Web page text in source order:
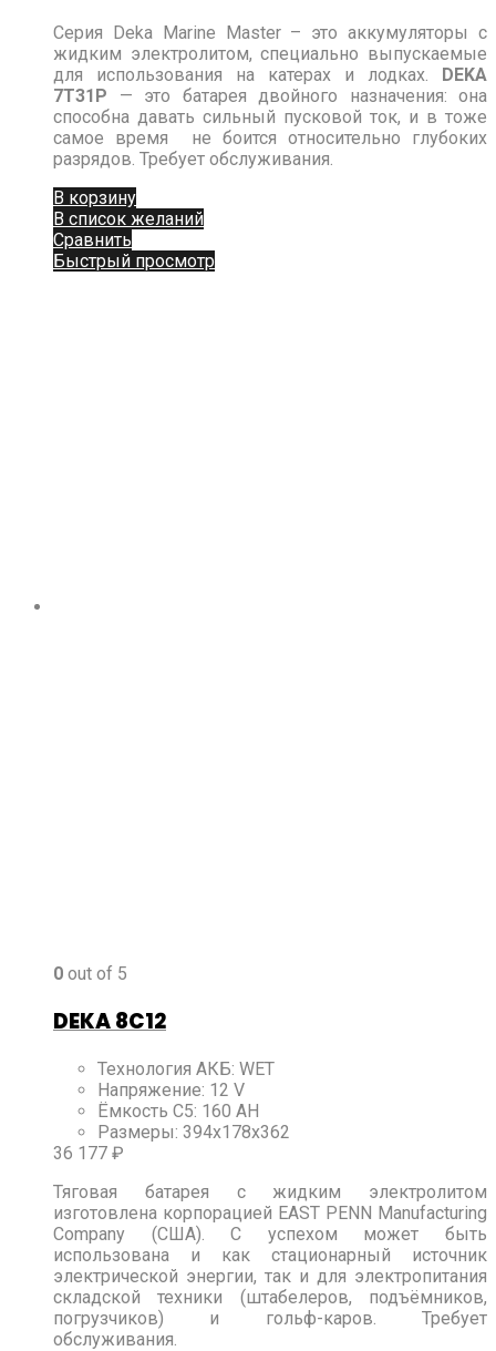
Серия Deka Marine Master – это аккумуляторы с
жидким электролитом, специально выпускаемые
для использования на катерах и лодках. DEKA
7Т31P — это батарея двойного назначения: она
способна давать сильный пусковой ток, и в тоже
самое время не боится относительно глубоких
разрядов. Требует обслуживания.
В корзину
В список желаний
Сравнить
Быстрый просмотр
0 out of 5
DEKA 8C12
Технология АКБ: WET
Напряжение: 12 V
Ёмкость C5: 160 AH
Размеры: 394x178x362
36 177 ₽
Тяговая батарея с жидким электролитом
изготовлена корпорацией EAST PENN Manufacturing
Company (США). С успехом может быть
использована и как стационарный источник
электрической энергии, так и для электропитания
складской техники (штабелеров, подъёмников,
погрузчиков) и гольф-каров. Требует
обслуживания.